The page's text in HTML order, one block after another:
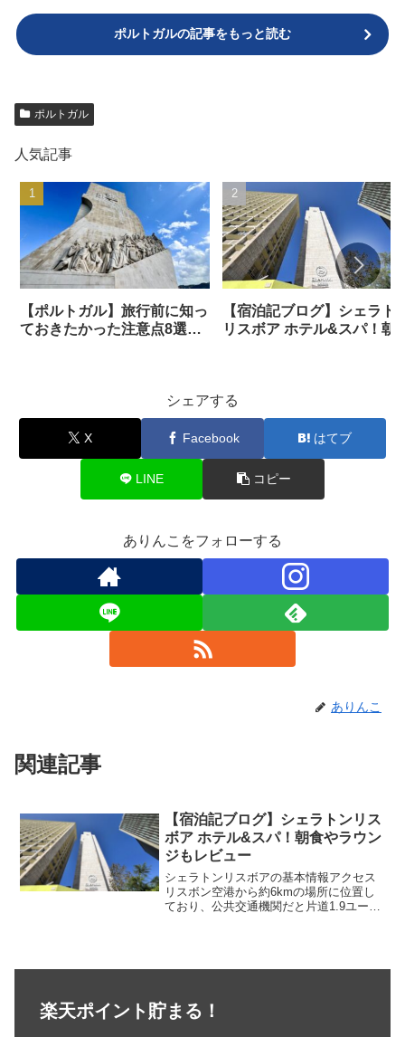
ポルトガルの記事をもっと読む
ポルトガル
人気記事
【ポルトガル】旅行前に知っ
ておきたかった注意点8選！
【宿泊記ブログ】シェラト
リスボア ホテル&スパ！朝
シェアする
X Facebook はてブ
LINE コピー
ありんこをフォローする
ありんこ
関連記事
【宿泊記ブログ】シェラトンリス
ボア ホテル&スパ！朝食やラウン
ジもレビュー
シェラトンリスボアの基本情報アクセス
リスボン空港から約6kmの場所に位置し
ており、公共交通機関だと片道1.9ユーロ
楽天ポイント貯まる！